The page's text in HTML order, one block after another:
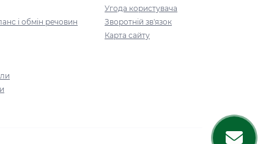
і обмін речовин
Угода користувача
Зворотній зв'язок
Карта сайту